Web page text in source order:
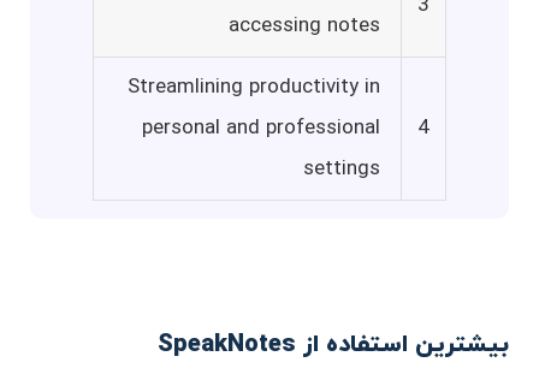
accessing notes
4
Streamlining productivity in
personal and professional
settings
بیشترین استفاده از SpeakNotes